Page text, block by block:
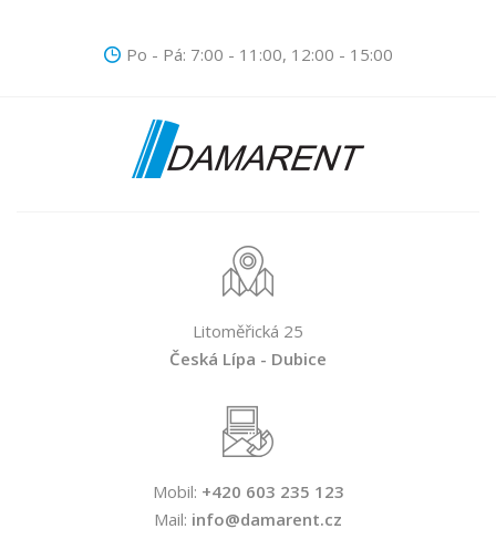
Po - Pá: 7:00 - 11:00, 12:00 - 15:00
Litoměřická 25
Česká Lípa - Dubice
Mobil: +420 603 235 123
Mail: info@damarent.cz